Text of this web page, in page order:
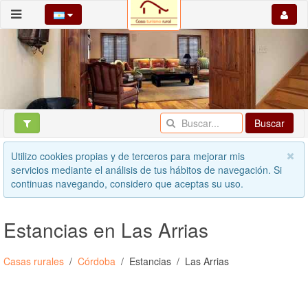
Buscar
Utilizo cookies propias y de terceros para mejorar mis
servicios mediante el análisis de tus hábitos de navegación. Si
continuas navegando, considero que aceptas su uso.
Estancias en Las Arrias
Casas rurales Córdoba Estancias Las Arrias